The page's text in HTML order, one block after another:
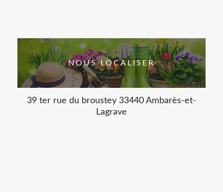
NOUS LOCALISER
39 ter rue du broustey 33440 Ambarès-et-
Lagrave